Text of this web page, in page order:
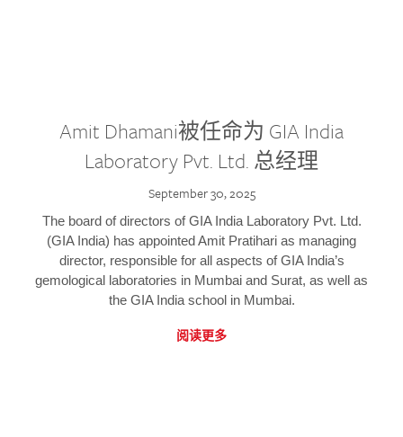
Amit Dhamani被任命为 GIA India
Laboratory Pvt. Ltd. 总经理
September 30, 2025
The board of directors of GIA India Laboratory Pvt. Ltd.
(GIA India) has appointed Amit Pratihari as managing
director, responsible for all aspects of GIA India’s
gemological laboratories in Mumbai and Surat, as well as
the GIA India school in Mumbai.
阅读更多